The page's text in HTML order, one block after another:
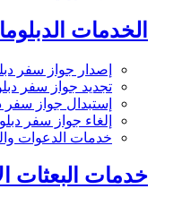
الخدمات
إصدار جواز سفر
تجديد جواز سفر
إستبدال جواز
إلغاء جواز سفر
خدمات الدعوات
خدمات البعثات